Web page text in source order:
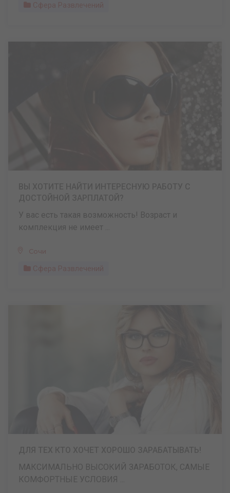
Сфера Развлечений
У вас есть такая возможность! Возраст и
комплекция не имеет ...
Сочи
Сфера Развлечений
МАКСИМАЛЬНО ВЫСОКИЙ ЗАРАБОТОК, САМЫЕ
КОМФОРТНЫЕ УСЛОВИЯ ...